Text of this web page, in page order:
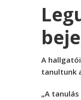
A
tanultunk
„A